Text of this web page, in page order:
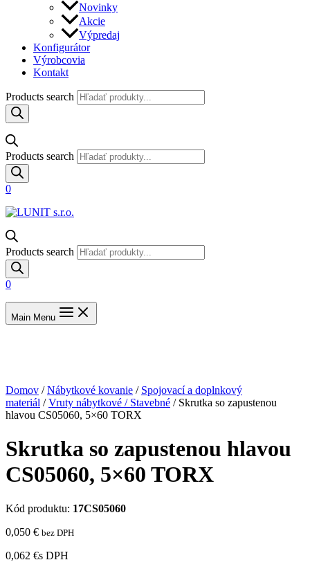
Novinky
Akcie
Výpredaj
Konfigurátor
Výrobcovia
Kontakt
Products search
Products search
0
Products search
0
Main Menu
Domov /Nábytkové kovanie / Spojovací a doplnkový
materiál /Vruty nábytkové / Stavebné / Skrutka so zapustenou
hlavou CS05060, 5×60 TORX
Skrutka so zapustenou hlavou
CS05060, 5×60 TORX
Kód produktu: 17CS05060
0,050 € bez DPH
0,062 €s DPH